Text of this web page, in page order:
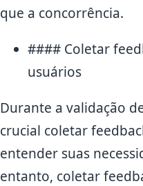
que a concorrência.
#### Coletar
usuários
Durante a validação
crucial coletar
entender suas
entanto, coletar